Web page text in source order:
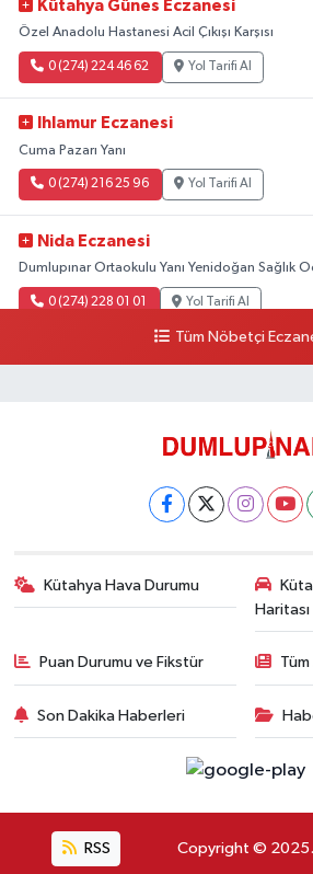
Kütahya Günes Eczanesi
Özel Anadolu Hastanesi Acil Çıkışı Karşısı
0 (274) 224 46 62 Yol Tarifi Al
Ihlamur Eczanesi
Cuma Pazarı Yanı
0 (274) 216 25 96 Yol Tarifi Al
Nida Eczanesi
Dumlupınar Ortaokulu Yanı Yenidoğan Sağlık
0 (274) 228 01 01 Yol Tarifi Al
Tüm Nöbetçi
Kütahya Hava Durumu
Haritası
Puan Durumu ve Fikstür
Son Dakika Haberleri
RSS Copyright © 2025.